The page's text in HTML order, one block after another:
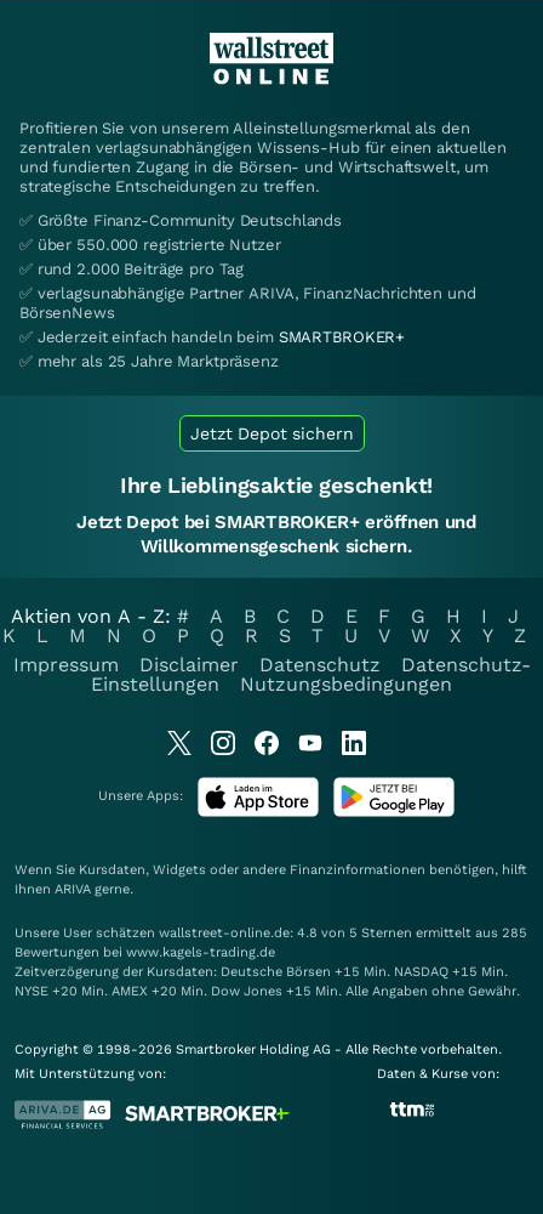
Profitieren Sie von unserem Alleinstellungsmerkmal als den
zentralen verlagsunabhängigen Wissens-Hub für einen aktuellen
und fundierten Zugang in die Börsen- und Wirtschaftswelt, um
strategische Entscheidungen zu treffen.
✅ Größte Finanz-Community Deutschlands
✅ über 550.000 registrierte Nutzer
✅ rund 2.000 Beiträge pro Tag
✅ verlagsunabhängige Partner ARIVA, FinanzNachrichten und
BörsenNews
✅ Jederzeit einfach handeln beim SMARTBROKER+
✅ mehr als 25 Jahre Marktpräsenz
Jetzt Depot sichern
Ihre Lieblingsaktie geschenkt!
Jetzt Depot bei SMARTBROKER+ eröffnen und
Willkommensgeschenk sichern.
Aktien von A - Z: # A B C D E F G H I
J
K
L M N O P Q R S T U V W X Y
Z
Impressum
Disclaimer Datenschutz
Datenschutz-
Einstellungen
Nutzungsbedingungen
Unsere Apps:
Wenn Sie Kursdaten, Widgets oder andere Finanzinformationen benötigen, hilft
Ihnen ARIVA gerne.
Unsere User schätzen wallstreet-online.de: 4.8 von 5 Sternen ermittelt aus 285
Bewertungen bei www.kagels-trading.de
Zeitverzögerung der Kursdaten: Deutsche Börsen +15 Min. NASDAQ +15 Min.
NYSE +20 Min. AMEX +20 Min. Dow Jones +15 Min. Alle Angaben ohne Gewähr.
Copyright © 1998-2026 Smartbroker Holding AG - Alle Rechte vorbehalten.
Mit Unterstützung von:
Daten & Kurse von: